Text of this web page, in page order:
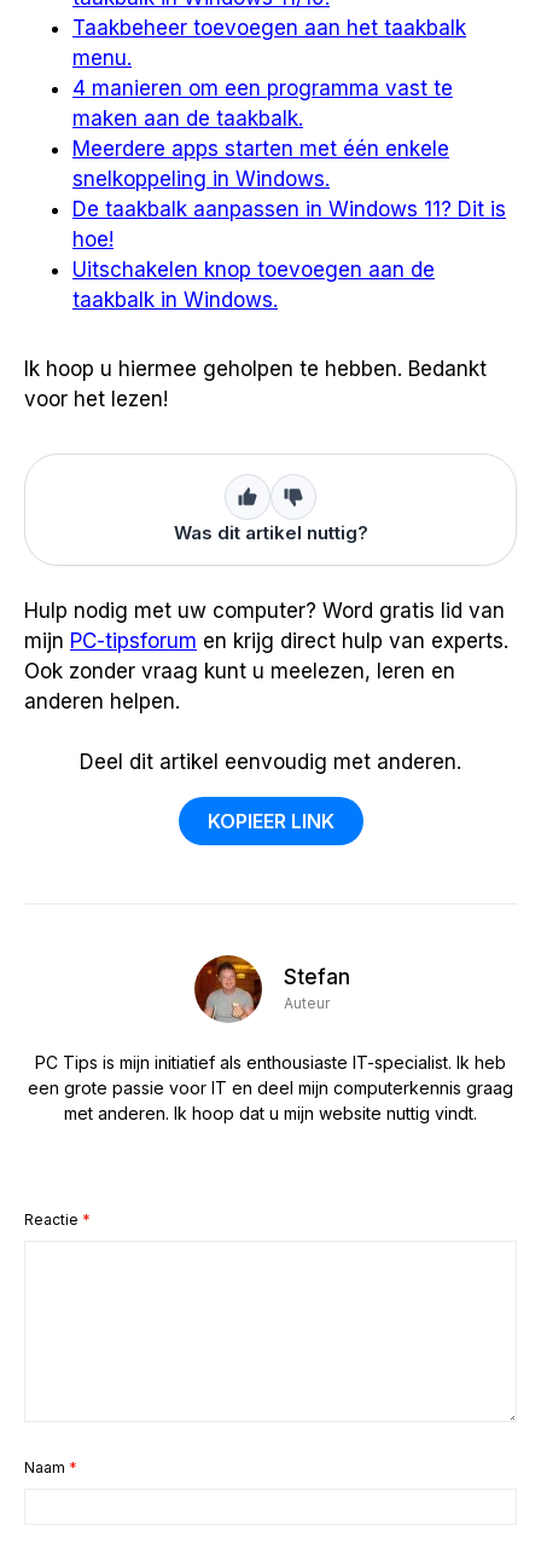
Taakbeheer toevoegen aan het taakbalk
menu.
4 manieren om een programma vast te
maken aan de taakbalk.
Meerdere apps starten met één enkele
snelkoppeling in Windows.
De taakbalk aanpassen in Windows 11? Dit is
hoe!
Uitschakelen knop toevoegen aan de
taakbalk in Windows.
Ik hoop u hiermee geholpen te hebben. Bedankt
voor het lezen!
Was dit artikel nuttig?
Hulp nodig met uw computer? Word gratis lid van
mijn PC-tipsforum en krijg direct hulp van experts.
Ook zonder vraag kunt u meelezen, leren en
anderen helpen.
Deel dit artikel eenvoudig met anderen.
KOPIEER LINK
Stefan
Auteur
PC Tips is mijn initiatief als enthousiaste IT-specialist. Ik heb
een grote passie voor IT en deel mijn computerkennis graag
met anderen. Ik hoop dat u mijn website nuttig vindt.
Reactie *
Naam *